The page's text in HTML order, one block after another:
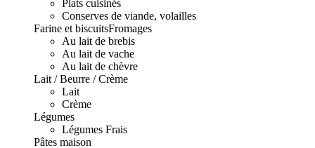
Plats cuisinés
Conserves de viande, volailles
Farine et biscuitsFromages
Au lait de brebis
Au lait de vache
Au lait de chèvre
Lait / Beurre / Crème
Lait
Crème
Légumes
Légumes Frais
Pâtes maison